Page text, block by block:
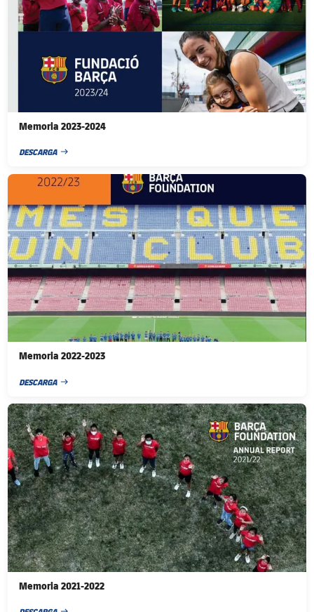
Memoria 2023-2024
DESCARGA
FECHA DE PUBLICACIÓN
FC Barcelona club badge
Memoria 2022-2023
DESCARGA
FECHA DE PUBLICACIÓN
FC Barcelona club badge
Memoria 2021-2022